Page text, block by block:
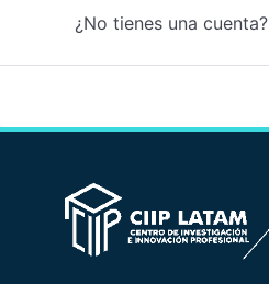
¿No tienes una cuenta?